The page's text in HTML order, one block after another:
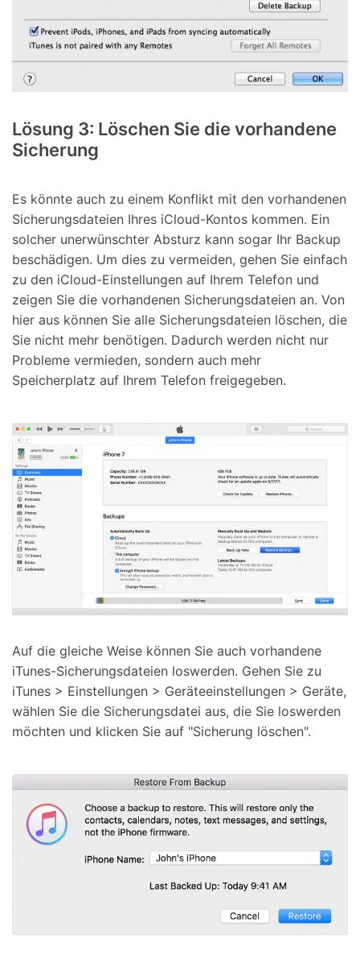
Lösung 3: Löschen Sie die vorhandene
Sicherung
Es könnte auch zu einem Konflikt mit den vorhandenen
Sicherungsdateien Ihres iCloud-Kontos kommen. Ein
solcher unerwünschter Absturz kann sogar Ihr Backup
beschädigen. Um dies zu vermeiden, gehen Sie einfach
zu den iCloud-Einstellungen auf Ihrem Telefon und
zeigen Sie die vorhandenen Sicherungsdateien an. Von
hier aus können Sie alle Sicherungsdateien löschen, die
Sie nicht mehr benötigen. Dadurch werden nicht nur
Probleme vermieden, sondern auch mehr
Speicherplatz auf Ihrem Telefon freigegeben.
Auf die gleiche Weise können Sie auch vorhandene
iTunes-Sicherungsdateien loswerden. Gehen Sie zu
iTunes > Einstellungen > Geräteeinstellungen > Geräte,
wählen Sie die Sicherungsdatei aus, die Sie loswerden
möchten und klicken Sie auf "Sicherung löschen".